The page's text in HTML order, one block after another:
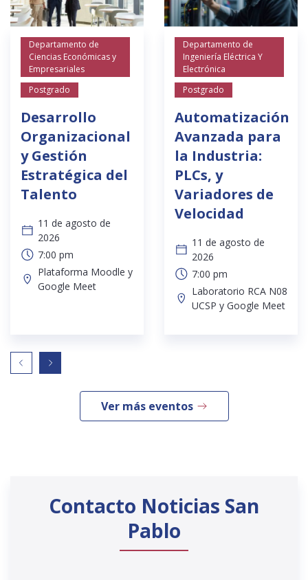
Departamento de
Ciencias Económicas y
Empresariales
Postgrado
Desarrollo
Organizacional
y Gestión
Estratégica del
Talento
11 de agosto de
2026
7:00 pm
Plataforma Moodle y
Google Meet
Departamento de
Ingeniería Eléctrica Y
Electrónica
Postgrado
Automatización
Avanzada para
la Industria:
PLCs, y
Variadores de
Velocidad
11 de agosto de
2026
7:00 pm
Laboratorio RCA N08
UCSP y Google Meet
Ver más eventos
Contacto Noticias San
Pablo